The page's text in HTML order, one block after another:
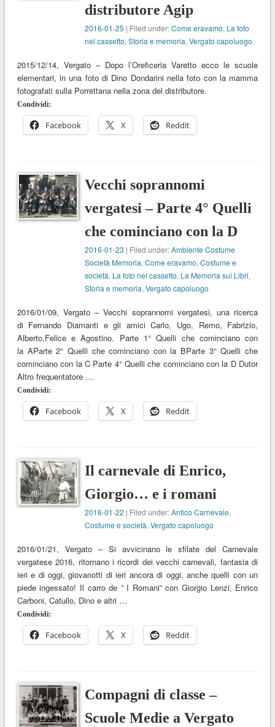
distributore Agip
2016-01-25 | Filed under:Come eravamo, La foto
nel cassetto,Storia e memoria,Vergato capoluogo
2015/12/14, Vergato – Dopo l’Oreficeria Varetto ecco le scuole
elementari, in una foto di Dino Dondarini nella foto con la mamma
fotografati sulla Porrettana nella zona del distributore.
Condividi:
Facebook X Reddit
Vecchi soprannomi
vergatesi – Parte 4° Quelli
che cominciano con la D
2016-01-23 | Filed under:Ambiente Costume
Società Memoria,Come eravamo,Costume e
società, La foto nel cassetto, La Memoria sui Libri,
Storia e memoria,Vergato capoluogo
2016/01/09, Vergato – Vecchi soprannomi vergatesi, una ricerca
di Fernando Diamanti e gli amici Carlo, Ugo, Remo, Fabrizio,
Alberto,Felice e Agostino. Parte 1° Quelli che cominciano con
la AParte 2° Quelli che cominciano con la BParte 3° Quelli che
cominciano con la C Parte 4° Quelli che cominciano con la D Dutor
Altro frequentatore …
Condividi:
Facebook X Reddit
Il carnevale di Enrico,
Giorgio… e i romani
2016-01-22 | Filed under:Antico Carnevale,
Costume e società,Vergato capoluogo
2016/01/21, Vergato – Si avvicinano le sfilate del Carnevale
vergatese 2016, ritornano i ricordi dei vecchi carnevali, fantasia di
ieri e di oggi, giovanotti di ieri ancora di oggi, anche quelli con un
piede ingessato! Il carro de ” I Romani” con Giorgio Lenzi, Enrico
Carboni, Catullo, Dino e altri …
Condividi:
Facebook X Reddit
Compagni di classe –
Scuole Medie a Vergato